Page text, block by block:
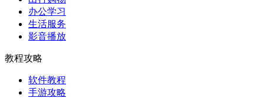
办公学习
生活服务
影音播放
教程攻略
软件教程
手游攻略